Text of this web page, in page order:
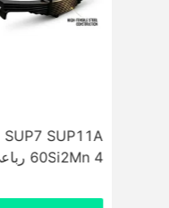
60Si2Mn 4 رباعي أوراق المقطورة